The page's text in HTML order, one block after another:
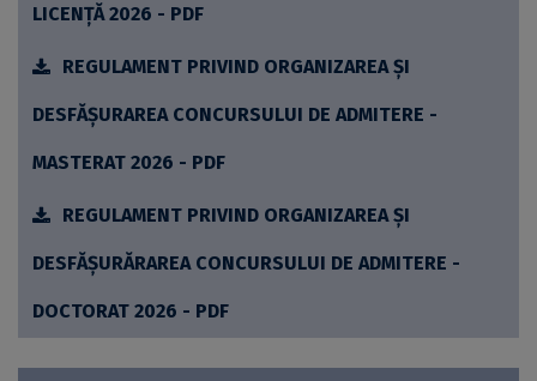
LICENŢĂ 2026 - PDF
REGULAMENT PRIVIND ORGANIZAREA ȘI
DESFĂȘURAREA CONCURSULUI DE ADMITERE -
MASTERAT 2026 - PDF
REGULAMENT PRIVIND ORGANIZAREA ŞI
DESFĂȘURĂRAREA CONCURSULUI DE ADMITERE -
DOCTORAT 2026 - PDF